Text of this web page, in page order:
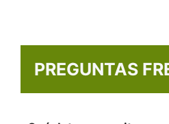
PREGUNTAS